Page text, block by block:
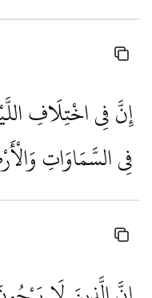
إِنَّ فِي اخْتِلَافِ
فِي السَّمَاوَاتِ